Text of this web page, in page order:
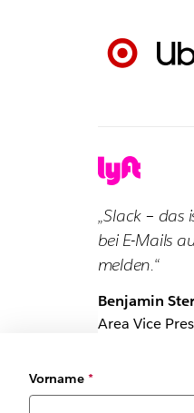
„Slack – das
bei E-Mails
melden.“
Benjamin
Area Vice
Vorname *